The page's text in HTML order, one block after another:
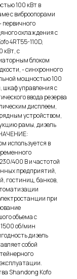
100 кВт в
с виброопорами
первичного
охлаждения с
4RT55-110D,
кВт, с
блоком
- синхронного
мощностью 100
шкаф управления с
ввода резерва
дисплеем,
устройством,
рамы, дизель
используется в
400 В и частотой
предприятий,
гостиниц, банков,
при
объема с
об/мин
дизель
собой
Shandong Kofo